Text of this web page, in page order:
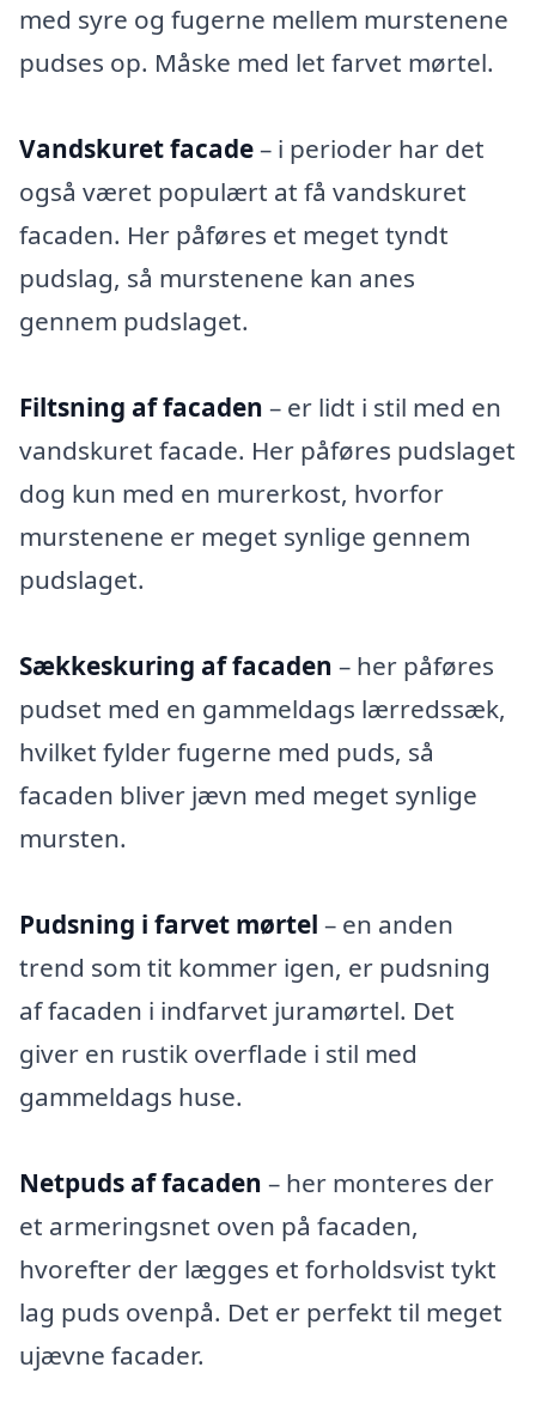
med syre og fugerne mellem murstenene
pudses op. Måske med let farvet mørtel.
Vandskuret facade– i perioder har det
også været populært at få vandskuret
facaden. Her påføres et meget tyndt
pudslag, så murstenene kan anes
gennem pudslaget.
Filtsning af facaden – er lidt i stil med en
vandskuret facade. Her påføres pudslaget
dog kun med en murerkost, hvorfor
murstenene er meget synlige gennem
pudslaget.
Sækkeskuring af facaden – her påføres
pudset med en gammeldags lærredssæk,
hvilket fylder fugerne med puds, så
facaden bliver jævn med meget synlige
mursten.
Pudsning i farvet mørtel – en anden
trend som tit kommer igen, er pudsning
af facaden i indfarvet juramørtel. Det
giver en rustik overflade i stil med
gammeldags huse.
Netpuds af facaden – her monteres der
et armeringsnet oven på facaden,
hvorefter der lægges et forholdsvist tykt
lag puds ovenpå. Det er perfekt til meget
ujævne facader.